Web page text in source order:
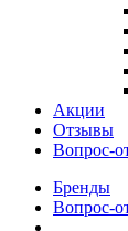
Акции
Отзывы
Вопрос-
Бренды
Вопрос-